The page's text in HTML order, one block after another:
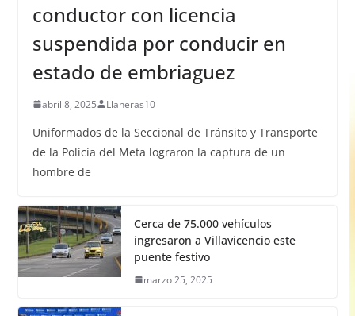
conductor con licencia
suspendida por conducir en
estado de embriaguez
abril 8, 2025 Llaneras10
Uniformados de la Seccional de Tránsito y Transporte
de la Policía del Meta lograron la captura de un
hombre de
Cerca de 75.000 vehículos
ingresaron a Villavicencio este
puente festivo
marzo 25, 2025